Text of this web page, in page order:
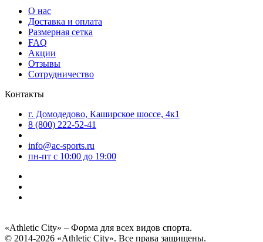
О нас
Доставка и оплата
Размерная сетка
FAQ
Акции
Отзывы
Сотрудничество
Контакты
г. Домодедово, Каширское шоссе, 4к1
8 (800) 222-52-41
info@ac-sports.ru
пн-пт c 10:00 до 19:00
«Athletic City» – Форма для всех видов спорта.
© 2014-2026 «Athletic City». Все права защищены.